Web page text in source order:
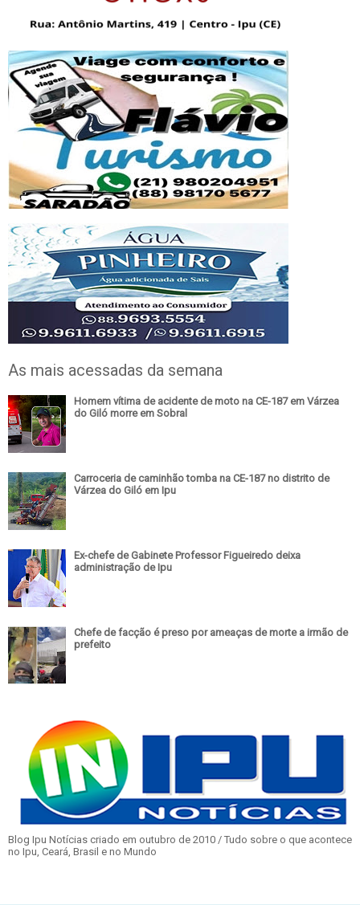
As mais acessadas da semana
Homem vítima de acidente de moto na CE-187 em Várzea
do Giló morre em Sobral
Carroceria de caminhão tomba na CE-187 no distrito de
Várzea do Giló em Ipu
Ex-chefe de Gabinete Professor Figueiredo deixa
administração de Ipu
Chefe de facção é preso por ameaças de morte a irmão de
prefeito
Blog Ipu Notícias criado em outubro de 2010 / Tudo sobre o que acontece
no Ipu, Ceará, Brasil e no Mundo